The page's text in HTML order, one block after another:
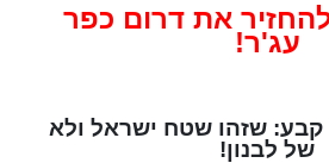
להחזיר את דרום כפר
עג'ר!
שזהו שטח ישראל ולא
של לבנון!